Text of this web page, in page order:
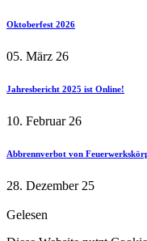
Oktoberfest 2026
05. März 26
Jahresbericht 2025 ist Online!
10. Februar 26
Abbrennverbot von
28. Dezember 25
Gelesen